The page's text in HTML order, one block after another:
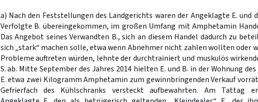
a) Nach den Feststellungen des Landgerichts waren der Angeklagte E. und
Verfolgte B. übereingekommen, im großen Umfang mit Amphetamin
Das Angebot seines Verwandten B., sich an diesem Handel dadurch zu
sich „stark“ machen solle, etwa wenn Abnehmer nicht zahlen wollten oder
Probleme auftreten würden, lehnte der durchtrainiert und muskulös
S. ab. Mitte September des Jahres 2014 hielten E. und B. in der Wohnung
E. etwa zwei Kilogramm Amphetamin zum gewinnbringenden Verkauf
Gefrierfach des Kühlschranks versteckt aufbewahrten. Am Tattag